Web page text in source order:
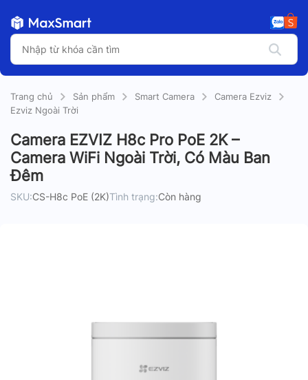
Trang chủ Sản phẩm Smart Camera
Camera Ezviz
Ezviz Ngoài Trời
Camera EZVIZ H8c Pro PoE 2K –
Camera WiFi Ngoài Trời, Có Màu Ban
Đêm
SKU:CS-H8c PoE (2K)Tình trạng:Còn hàng